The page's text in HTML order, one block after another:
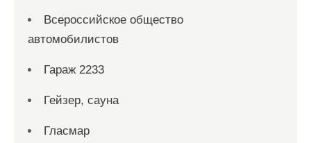
Всероссийское общество
автомобилистов
Гараж 2233
Гейзер, сауна
Гласмар